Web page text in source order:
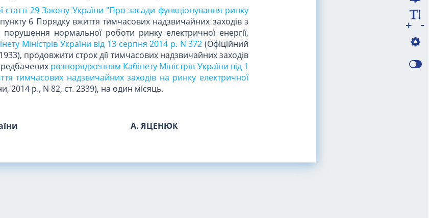
статті 29 Закону України "Про засади функціонування ринку
6 Порядку вжиття тимчасових надзвичайних заходів з
порушення нормальної роботи ринку електричної енергії,
Міністрів України від 13 серпня 2014 р. N 372 (Офіційний
продовжити строк дії тимчасових надзвичайних заходів
розпорядженням Кабінету Міністрів України від 1
тимчасових надзвичайних заходів на ринку електричної
2014 р., N 82, ст. 2339), на один місяць.
А. ЯЦЕНЮК
-
+